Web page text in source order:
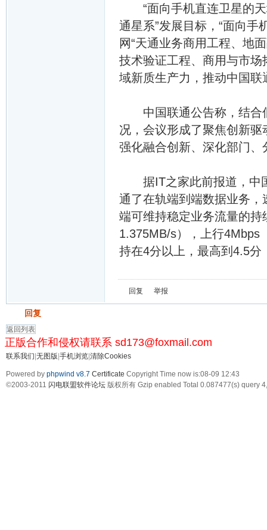
“面向手机直连卫星的天
通星系”发展目标，“面向手
网“天通业务商用工程、地
技术验证工程、商用与市
域新质生产力，推动中国
中国联通公告称，结合
况，会议形成了聚焦创新
强化融合创新、深化部门
据IT之家此前报道，中国
通了在轨端到端数据业务
端可维持稳定业务流量的
1.375MB/s），上行4Mbps
持在4分以上，最高到4.5
回复 举报
回复
返回列表
正版合作和侵权请联系 sd173@foxmail.com
联系我们 无图版 手机浏览 清除Cookies
Powered by phpwind v8.7 Certificate Copyright Time now is:08-09 12:43
©2003-2011 闪电联盟软件论坛 版权所有 Gzip enabled Total 0.087477(s) query 4,